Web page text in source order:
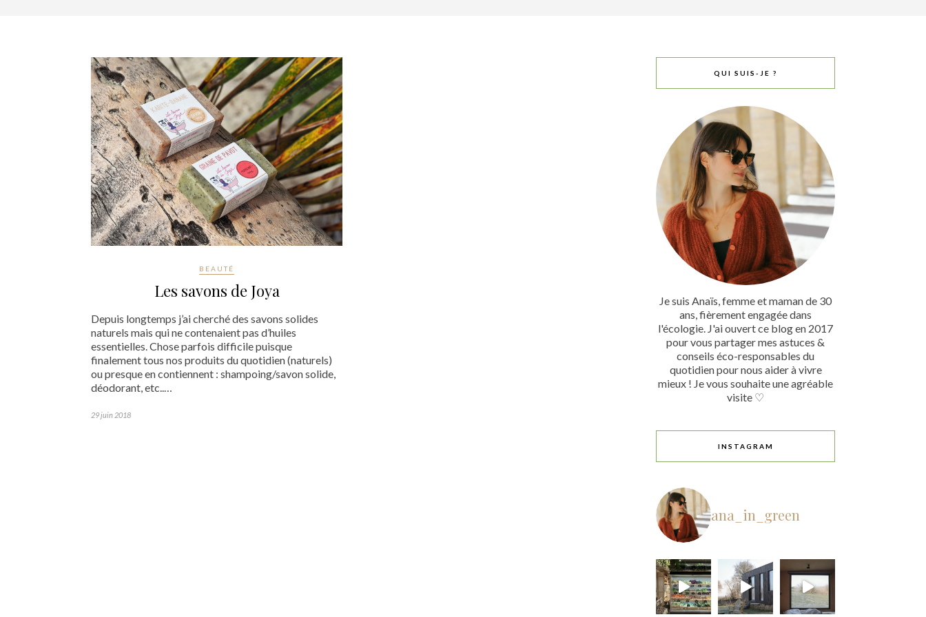
BEAUTÉ
Les savons de Joya
Depuis longtemps j’ai cherché des savons solides
naturels mais qui ne contenaient pas d’huiles
essentielles. Chose parfois difficile puisque
finalement tous nos produits du quotidien (naturels)
ou presque en contiennent : shampoing/savon solide,
déodorant, etc..…
29 juin 2018
QUI SUIS-JE ?
Je suis Anaïs, femme et maman de 30
ans, fièrement engagée dans
l'écologie. J'ai ouvert ce blog en 2017
pour vous partager mes astuces &
conseils éco-responsables du
quotidien pour nous aider à vivre
mieux ! Je vous souhaite une agréable
visite ♡
INSTAGRAM
ana_in_green